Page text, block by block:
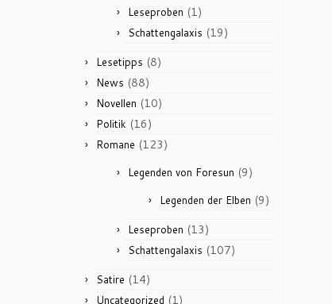
Leseproben (1)
Schattengalaxis (19)
Lesetipps (8)
News (88)
Novellen (10)
Politik (16)
Romane (123)
Legenden von Foresun (9)
Legenden der Elben (9)
Leseproben (13)
Schattengalaxis (107)
Satire (14)
Uncategorized (1)